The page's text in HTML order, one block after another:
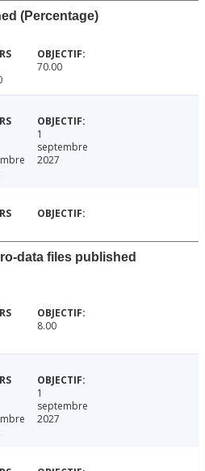
(Percentage)
70.00
1
septembre
2027
data files published
8.00
1
septembre
2027